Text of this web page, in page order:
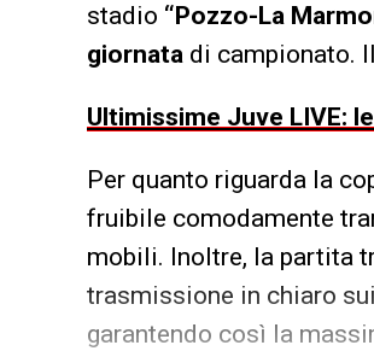
stadio “Pozzo-La
giornata di campionato.
Ultimissime Juve LIVE:
Per quanto riguarda la
fruibile comodamente
mobili. Inoltre, la partita
trasmissione in chiaro
garantendo così la